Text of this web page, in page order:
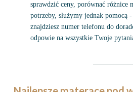
sprawdzić ceny, porównać różnice
potrzeby, służymy jednak pomocą
znajdziesz numer telefonu do
odpowie na wszystkie Twoje